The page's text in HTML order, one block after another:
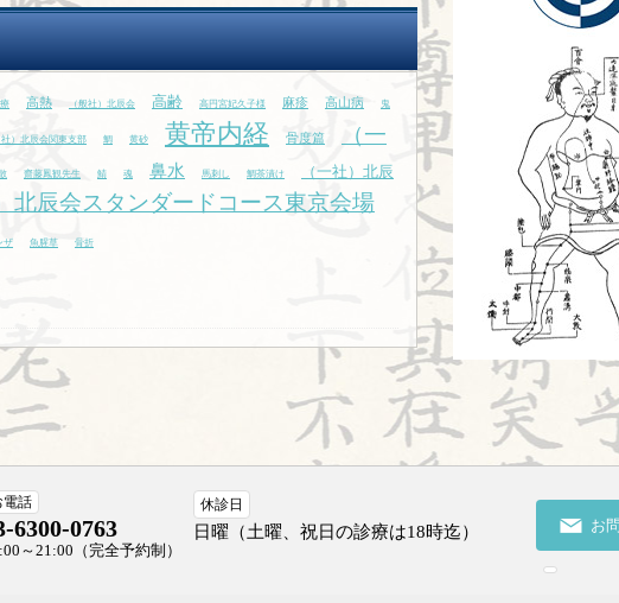
高熱 （般社）北辰会 高齢 高円宮妃久子様 麻疹 高山病 鬼
社）北辰会関東支部 鯛 黄砂 黄帝内経 骨度篇
（一
齋藤鳳観先生 鯖 魂 鼻水 馬刺し 鯛茶漬け
（一社）北辰
北辰会スタンダードコース東京会場
ザ 魚腥草 骨折
鍼灸教育について
2026.07.15
頭が痛い①
2026.07.14
胎漏(たいろう)とは①
2026.07.13
鍼治療の臨床試験におけ
軟性を両立させるマニュ
2026.07.11
婦人科㊶
陰陽学説⑥
電話
6300-0763
～21:00（完全予約制）
休診日
日曜（土曜、祝日の診療は18時迄） お